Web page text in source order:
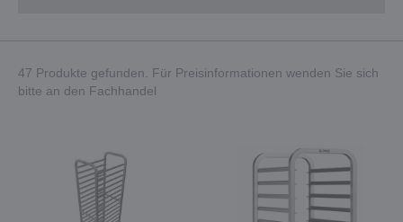
47 Produkte gefunden. Für Preisinformationen wenden Sie sich
bitte an den Fachhandel